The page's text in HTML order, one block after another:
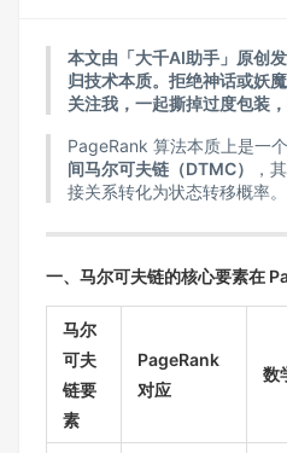
本文由「大千AI助手」原创
归技术本质。拒绝神话或妖
关注我，一起撕掉过度包装
PageRank 算法本质上是一个
间马尔可夫链（DTMC）
，
接关系转化为状态转移概率
一、马尔可夫链的核心要素在
马尔
可夫
链要
素
PageRank
对应
数